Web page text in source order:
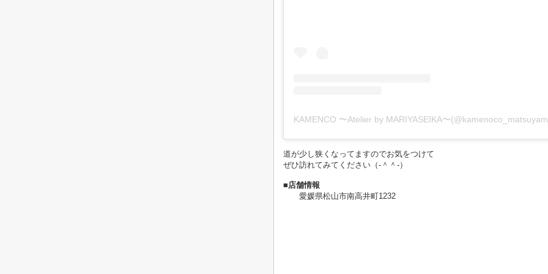
道が少し狭くなってますのでお気をつけて
ぜひ訪れてみてください （‐＾＾‐）
■店舗情報
愛媛県松山市南高井町1232